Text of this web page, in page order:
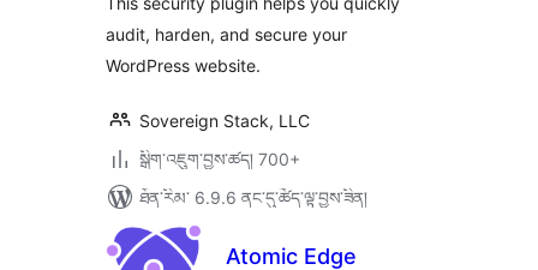
audit, harden, and secure your
WordPress website.
Sovereign Stack, LLC
སྒྲིག་འཇུག་བྱས་ཚད། 700+
ཐོན་རིམ་ 6.9.6 ནང་དུ་ཚོད་ལྟ་བྱས་ཟིན།
Atomic Edge